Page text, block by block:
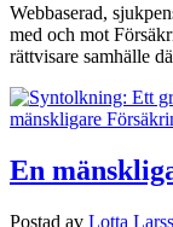
Webbaserad,
med och mot
rättvisare samhälle
En
Postad av Lotta